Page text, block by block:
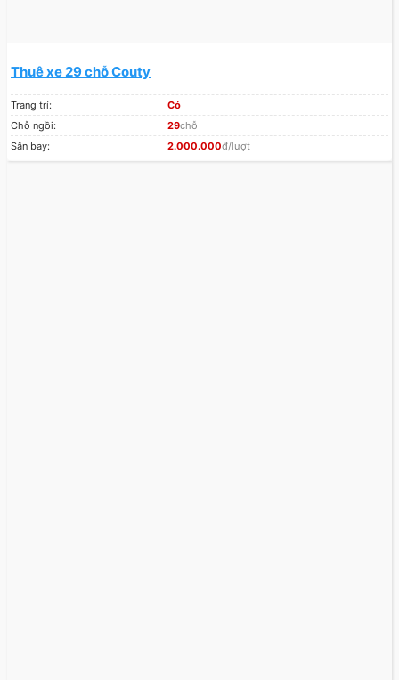
Thuê xe 29 chỗ Couty
Trang trí:
Có
Chỗ ngồi:
29chỗ
Sân bay:
2.000.000đ/lượt